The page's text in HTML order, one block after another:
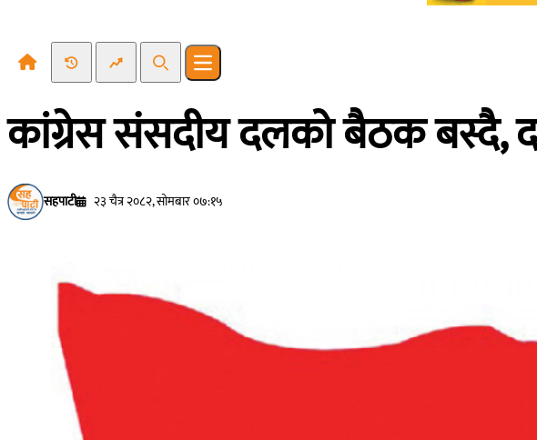
Recent NewsTrending News
SearchOpen main menu
कांग्रेस संसदीय दलको बैठक
सहपाटी २३ चैत्र २०८२, सोमबार ०७:१५